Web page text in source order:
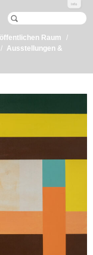
Info
öffentlichen Raum
Ausstellungen &